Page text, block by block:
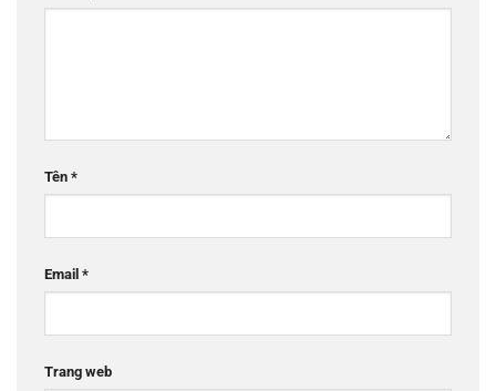
Tên *
Email *
Trang web